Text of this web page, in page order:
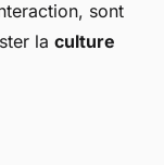
sont
la culture